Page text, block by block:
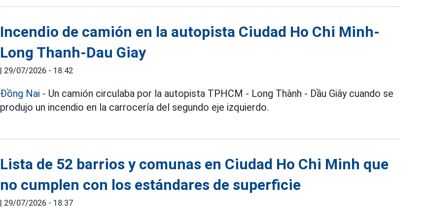
Incendio de camión en la autopista Ciudad Ho Chi Minh-
Long Thanh-Dau Giay
| 29/07/2026 - 18:42
Đồng Nai - Un camión circulaba por la autopista TPHCM - Long Thành - Dầu Giây cuando se
produjo un incendio en la carrocería del segundo eje izquierdo.
Lista de 52 barrios y comunas en Ciudad Ho Chi Minh que
no cumplen con los estándares de superficie
| 29/07/2026 - 18:37